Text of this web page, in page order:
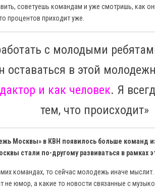
советуешь командам и уже смотришь, как
процентов приходит уже.
с молодыми
оставаться в этой
и как человек. Я
тем, что происходит»
Москвы» в КВН появилось больше команд из
стали по-другому развиваться в рамках
командах, то сейчас молодежь иначе
не юмор, а какие то новости связанные с